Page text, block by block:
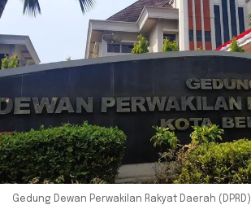
Gedung Dewan Perwakilan Rakyat Daerah